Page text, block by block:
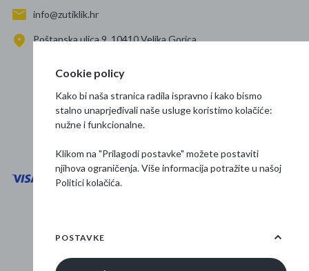
info@zutiklik.hr
Poštanska ulica 9, 10410 Velika Gorica
Prati nas
Osnovne informacije
Cookie policy
Kako bi naša stranica radila ispravno i kako bismo
stalno unaprjeđivali naše usluge koristimo kolačiće:
nužne i funkcionalne.
Klikom na "Prilagodi postavke" možete postaviti
njihova ograničenja. Više informacija potražite u našoj
Politici kolačića.
POSTAVKE